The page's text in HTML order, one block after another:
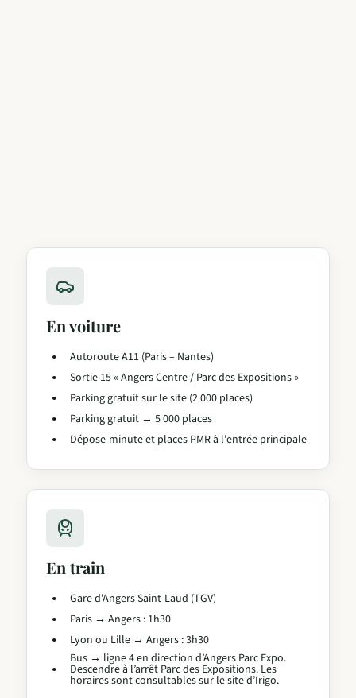
En voiture
Autoroute A11 (Paris – Nantes)
Sortie 15 « Angers Centre / Parc des Expositions »
Parking gratuit sur le site (2 000 places)
Parking gratuit → 5 000 places
Dépose-minute et places PMR à l'entrée principale
En train
Gare d'Angers Saint-Laud (TGV)
Paris → Angers : 1h30
Lyon ou Lille → Angers : 3h30
Bus → ligne 4 en direction d’Angers Parc Expo.
Descendre à l’arrêt Parc des Expositions. Les
horaires sont consultables sur le site d’Irigo.